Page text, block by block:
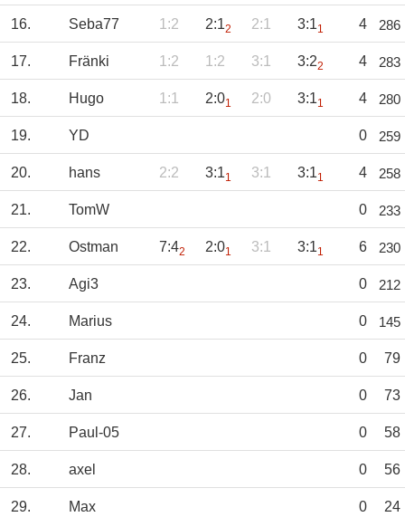
16. Seba77 1:2 2:12 2:1 3:11 4 286
17. Fränki 1:2 1:2 3:1 3:22 4 283
18. Hugo 1:1 2:01 2:0 3:11 4 280
19. YD 0 259
20. hans 2:2 3:11 3:1 3:11 4 258
21. TomW 0 233
22. Ostman 7:42 2:01 3:1 3:11 6 230
23. Agi3 0 212
24. Marius 0 145
25. Franz 0 79
26. Jan 0 73
27. Paul-05 0 58
28. axel 0 56
29. Max 0 24